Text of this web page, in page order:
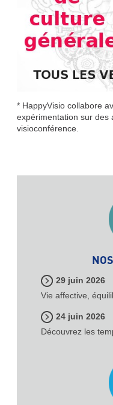
* HappyVisio collabore
expérimentation sur des
visioconférence.
29 juin 2026
Vie affective,
24 juin 2026
Découvrez les